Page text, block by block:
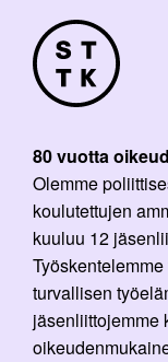
80 vuotta
Olemme
koulutettujen
kuuluu 12
turvallisen
jäsenliittojemme